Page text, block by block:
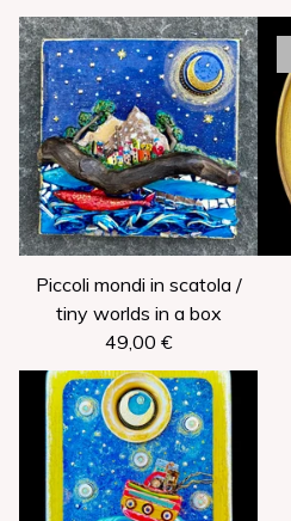
Piccoli mondi in scatola /
tiny worlds in a box
49,00 €